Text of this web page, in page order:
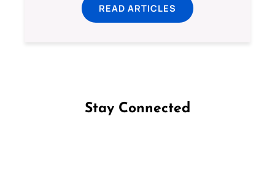
READ ARTICLES
Stay Connected